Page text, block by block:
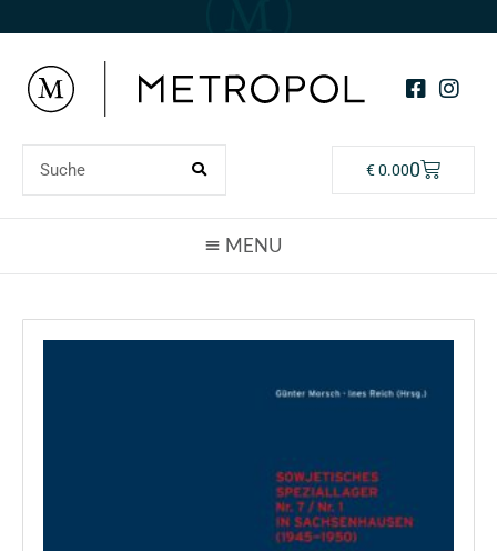
€0.000